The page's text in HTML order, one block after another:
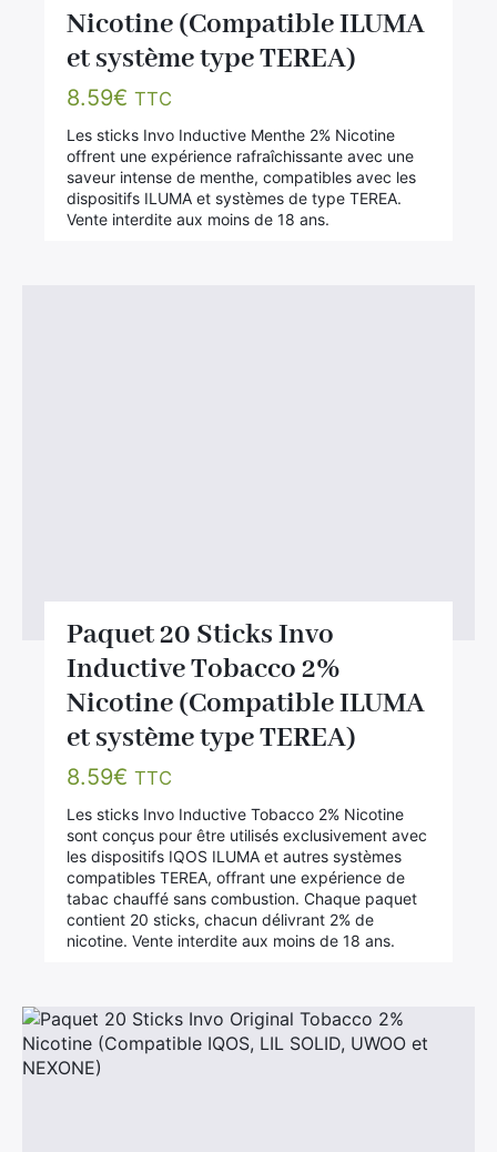
Nicotine (Compatible ILUMA
et système type TEREA)
8.59€ TTC
Les sticks Invo Inductive Menthe 2% Nicotine
offrent une expérience rafraîchissante avec une
saveur intense de menthe, compatibles avec les
dispositifs ILUMA et systèmes de type TEREA.
Vente interdite aux moins de 18 ans.
Paquet 20 Sticks Invo
Inductive Tobacco 2%
Nicotine (Compatible ILUMA
et système type TEREA)
8.59€ TTC
Les sticks Invo Inductive Tobacco 2% Nicotine
sont conçus pour être utilisés exclusivement avec
les dispositifs IQOS ILUMA et autres systèmes
compatibles TEREA, offrant une expérience de
tabac chauffé sans combustion. Chaque paquet
contient 20 sticks, chacun délivrant 2% de
nicotine. Vente interdite aux moins de 18 ans.